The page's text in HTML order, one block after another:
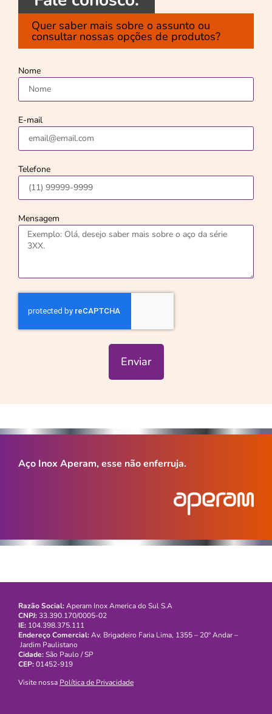
Quer saber mais sobre o assunto ou
consultar nossas opções de produtos?
Nome
E-mail
Telefone
Mensagem
Enviar
Aço Inox Aperam, esse não enferruja.
Razão Social:Aperam Inox America do Sul S.A
CNPJ:33.390.170/0005-02
IE: 104.398.375.111
Endereço Comercial:Av. Brigadeiro Faria Lima, 1355 – 20º Andar –
Jardim Paulistano
Cidade:São Paulo / SP
CEP:01452-919
Visite nossa Política de Privacidade